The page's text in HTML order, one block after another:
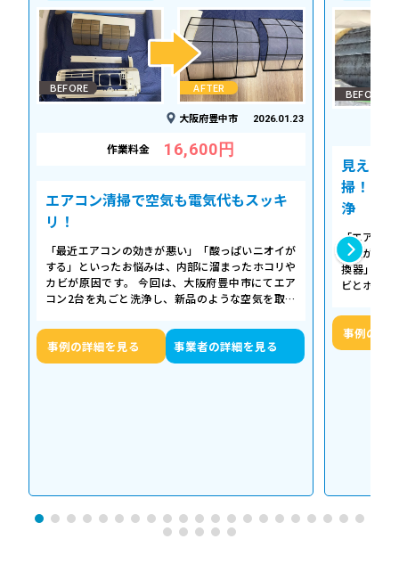
BEFORE AFTER
大阪府豊中市 2026.01.23
作業料金 16,600円
エアコン清掃で空気も電気代もスッキ
リ！
「最近エアコンの効きが悪い」「酸っぱいニオイが
する」といったお悩みは、内部に溜まったホコリや
カビが原因です。 今回は、大阪府豊中市にてエア
コン2台を丸ごと洗浄し、新品のような空気を取り
事例の詳細を見る 事業者の詳細を見る
BEFORE
見えな
掃！空
浄
「エアコ
た気がす
換器」の
ビとホコ
事例の詳